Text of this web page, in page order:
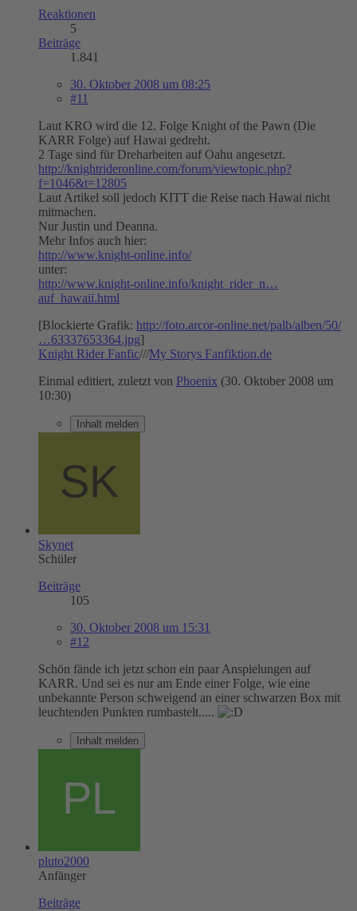
Reaktionen
5
Beiträge
1.841
30. Oktober 2008 um 08:25
#11
Laut KRO wird die 12. Folge Knight of the Pawn (Die
KARR Folge) auf Hawai gedreht.
2 Tage sind für Dreharbeiten auf Oahu angesetzt.
http://knightrideronline.com/forum/viewtopic.php?
f=1046&t=12805
Laut Artikel soll jedoch KITT die Reise nach Hawai nicht
mitmachen.
Nur Justin und Deanna.
Mehr Infos auch hier:
http://www.knight-online.info/
unter:
http://www.knight-online.info/knight_rider_n…
auf_hawaii.html
[Blockierte Grafik: http://foto.arcor-online.net/palb/alben/50/
…63337653364.jpg]
Knight Rider Fanfic///My Storys Fanfiktion.de
Einmal editiert, zuletzt von Phoenix (30. Oktober 2008 um
10:30)
Inhalt melden
Skynet
Schüler
Beiträge
105
30. Oktober 2008 um 15:31
#12
Schön fände ich jetzt schon ein paar Anspielungen auf
KARR. Und sei es nur am Ende einer Folge, wie eine
unbekannte Person schweigend an einer schwarzen Box mit
leuchtenden Punkten rumbastelt.....
Inhalt melden
pluto2000
Anfänger
Beiträge